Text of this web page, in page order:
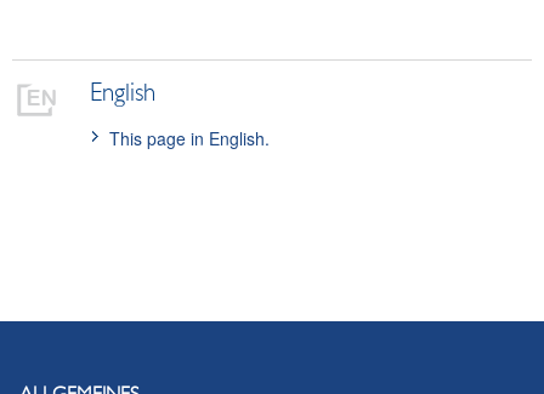
English
This page in English.